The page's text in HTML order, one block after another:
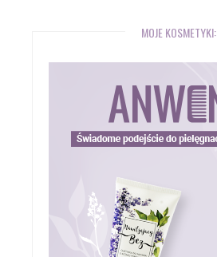
MOJE KOSMETYKI: